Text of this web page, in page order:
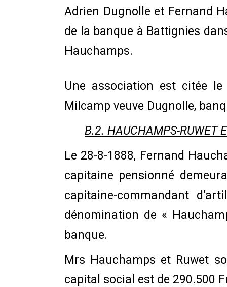
Adrien Dugnolle et Fernand
de la banque à Battignies
Hauchamps.
Une association est citée
Milcamp veuve Dugnolle,
B.2. HAUCHAMPS-RUWET
Le 28-8-1888, Fernand
capitaine pensionné
capitaine-commandant
dénomination de «
banque.
Mrs Hauchamps et Ruwet
capital social est de 290.500